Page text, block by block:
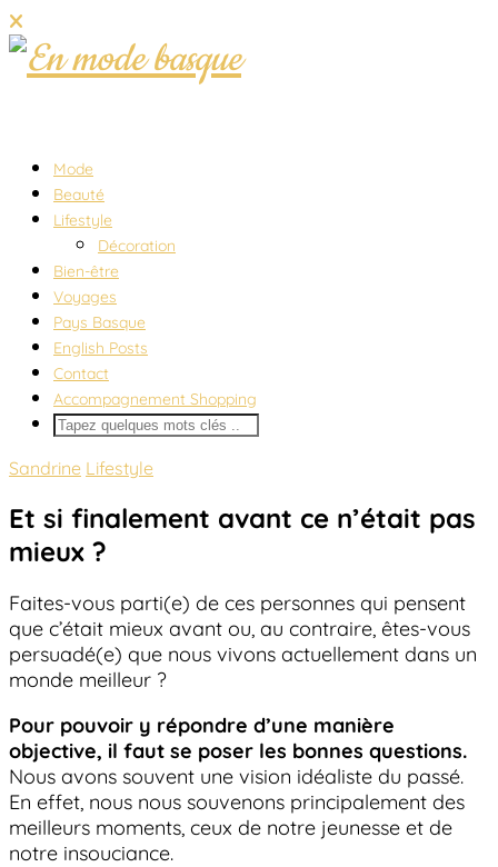
Mode
Beauté
Lifestyle
Décoration
Bien-être
Voyages
Pays Basque
English Posts
Contact
Accompagnement Shopping
Sandrine Lifestyle
Et si finalement avant ce n’était pas
mieux ?
Faites-vous parti(e) de ces personnes qui pensent
que c’était mieux avant ou, au contraire, êtes-vous
persuadé(e) que nous vivons actuellement dans un
monde meilleur ?
Pour pouvoir y répondre d’une manière
objective, il faut se poser les bonnes questions.
Nous avons souvent une vision idéaliste du passé.
En effet, nous nous souvenons principalement des
meilleurs moments, ceux de notre jeunesse et de
notre insouciance.